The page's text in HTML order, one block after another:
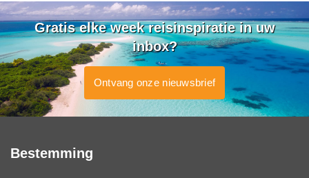
Gratis elke week reisinspiratie in uw
inbox?
Ontvang onze nieuwsbrief
Bestemming